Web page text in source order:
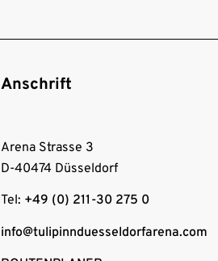
Anschrift
Arena Strasse 3
D-40474 Düsseldorf
Tel: +49 (0) 211-30 275 0
info@tulipinnduesseldorfarena.com